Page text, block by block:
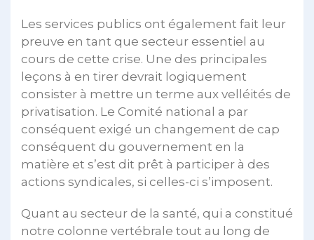
Les services publics ont également fait leur
preuve en tant que secteur essentiel au
cours de cette crise. Une des principales
leçons à en tirer devrait logiquement
consister à mettre un terme aux velléités de
privatisation. Le Comité national a par
conséquent exigé un changement de cap
conséquent du gouvernement en la
matière et s’est dit prêt à participer à des
actions syndicales, si celles-ci s’imposent.
Quant au secteur de la santé, qui a constitué
notre colonne vertébrale tout au long de